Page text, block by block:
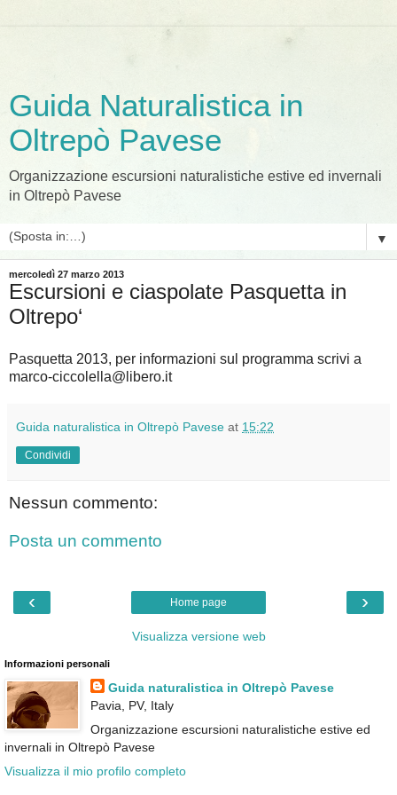
Guida Naturalistica in
Oltrepò Pavese
Organizzazione escursioni naturalistiche estive ed invernali
in Oltrepò Pavese
▼
mercoledì 27 marzo 2013
Escursioni e ciaspolate Pasquetta in
Oltrepo‘
Pasquetta 2013, per informazioni sul programma scrivi a
marco-ciccolella@libero.it
Guida naturalistica in Oltrepò Pavese at 15:22
Condividi
Nessun commento:
Posta un commento
‹ ›
Home page
Visualizza versione web
Informazioni personali
Guida naturalistica in Oltrepò Pavese
Pavia, PV, Italy
Organizzazione escursioni naturalistiche estive ed
invernali in Oltrepò Pavese
Visualizza il mio profilo completo